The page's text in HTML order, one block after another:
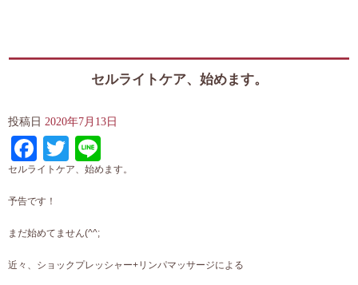
セルライトケア、始めます。
投稿日 2020年7月13日
Facebook
Twitter
セルライトケア、始めます。
予告です！
まだ始めてません(^^;
近々、ショックプレッシャー+リンパマッサージによる